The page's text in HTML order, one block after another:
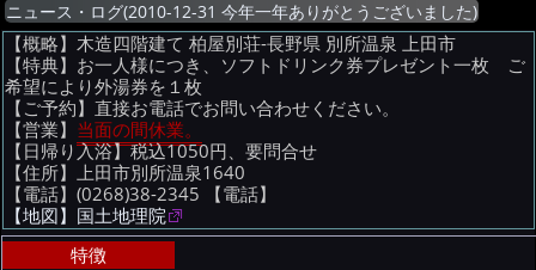
ニュース・ログ(2010-12-31 今年一年ありがとうございました)
【概略】木造四階建て 柏屋別荘-長野県 別所温泉 上田市
【特典】お一人様につき、ソフトドリンク券プレゼント一枚 ご
希望により外湯券を１枚
【ご予約】直接お電話でお問い合わせください。
【営業】 当面の間休業。
【日帰り入浴】税込1050円、要問合せ
【住所】上田市別所温泉1640
【電話】(0268)38-2345 【電話】
【地図】国土地理院
特徴